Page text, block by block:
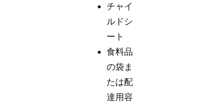
チャイ
ルドシ
ート
食料品
の袋ま
たは配
達用容